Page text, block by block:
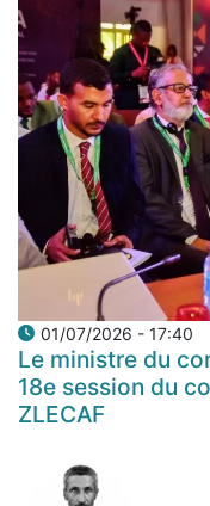
01/07/2026 - 17:40
Le ministre du
18e session du
ZLECAF